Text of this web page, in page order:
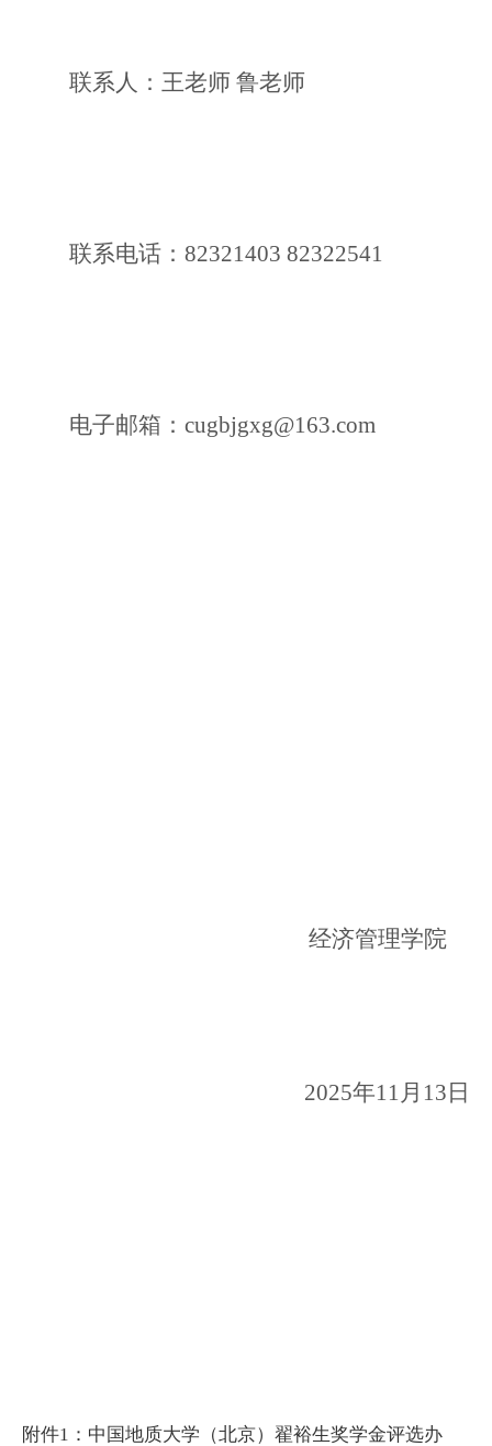
联系人：王老师 鲁老师
联系电话：82321403 82322541
电子邮箱 ：cugbjgxg@163.com
经济管理学院
2025年11月13日
附件1：中国地质大学（北京）翟裕生奖学金评选办